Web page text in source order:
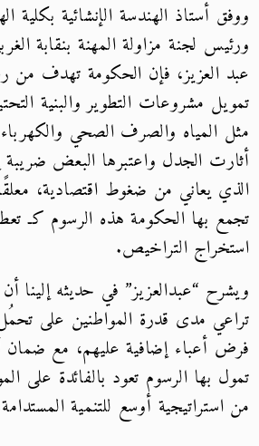
ووفق أستاذ الهندسة الإنشائية بكلية
ورئيس لجنة مزاولة المهنة بنقابة
عبد العزيز، فإن الحكومة تهدف من
تمويل مشروعات التطوير والبنية
مثل المياه والصرف الصحي
أثارت الجدل واعتبرها البعض
الذي يعاني من ضغوط اقتصادية،
تجمع بها الحكومة هذه الرسوم كـ
استخراج التراخيص.
ويشرح “عبدالعزيز” في حديثه إلينا
تراعي مدى قدرة المواطنين على
فرض أعباء إضافية عليهم، مع ضمان
تمول بها الرسوم تعود بالفائدة على
من استراتيجية أوسع للتنمية